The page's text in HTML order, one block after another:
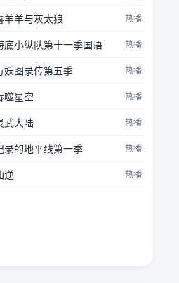
羊羊与灰太狼 热播
底小纵队第十一季国语 热播
妖图录传第五季 热播
噬星空 热播
武大陆 热播
录的地平线第一季 热播
逆 热播